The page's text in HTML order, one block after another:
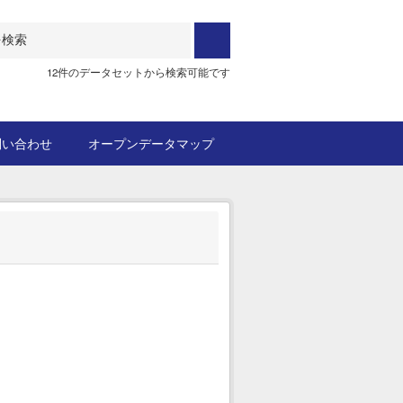
12件のデータセットから検索可能です
合わせ オープンデータマップ